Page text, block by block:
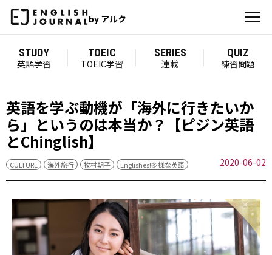
by アルク
STUDY
英語学習
TOEIC
TOEIC学習
SERIES
連載
QUIZ
練習問題
英語を学ぶ動機が「海外に行きたいか
ら」というのは本当か？【ピジン英語
とChinglish】
CULTURE 海外旅行 牧村朝子 Englishes!多様な英語 2020-06-02